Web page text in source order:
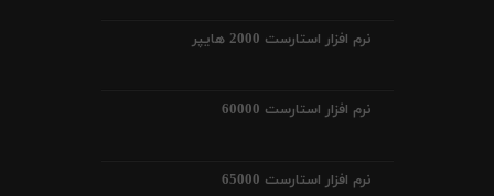
نرم افزار استارست 2000 هایپر
نرم افزار استارست 60000
نرم افزار استارست 65000